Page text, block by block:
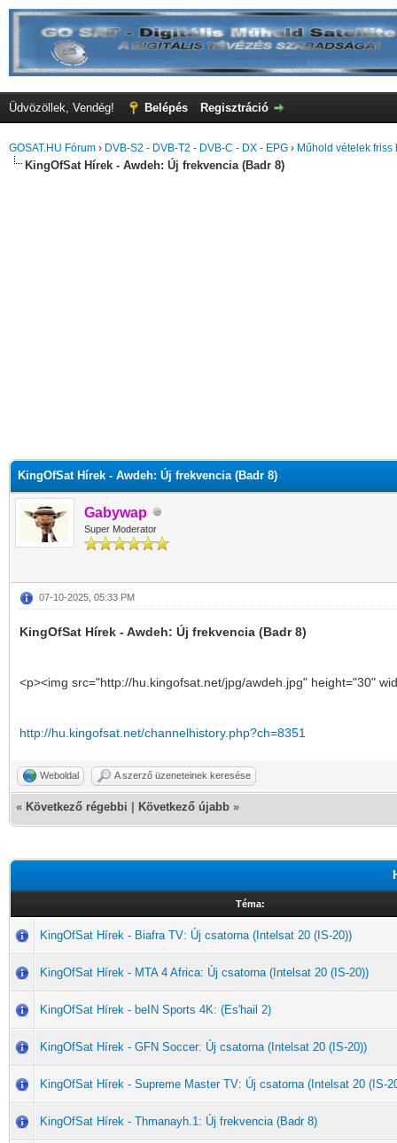
Üdvözöllek, Vendég! Belépés Regisztráció
GOSAT.HU Fórum › DVB-S2 - DVB-T2 - DVB-C - DX - EPG › Műhold vételek friss
KingOfSat Hírek - Awdeh: Új frekvencia (Badr 8)
KingOfSat Hírek - Awdeh: Új frekvencia (Badr 8)
Gabywap
Super Moderator
07-10-2025, 05:33 PM
KingOfSat Hírek - Awdeh: Új frekvencia (Badr 8)
<p><img src="http://hu.kingofsat.net/jpg/awdeh.jpg" height="30"
http://hu.kingofsat.net/channelhistory.php?ch=8351
Weboldal A szerző üzeneteinek keresése
« Következő régebbi Következő újabb »
Téma:
KingOfSat Hírek - Biafra TV: Új csatorna (Intelsat 20 (IS-20))
KingOfSat Hírek - MTA 4 Africa: Új csatorna (Intelsat 20 (IS-20))
KingOfSat Hírek - beIN Sports 4K: (Es'hail 2)
KingOfSat Hírek - GFN Soccer: Új csatorna (Intelsat 20 (IS-20))
KingOfSat Hírek - Supreme Master TV: Új csatorna (Intelsat 20 (IS-
KingOfSat Hírek - Thmanayh.1: Új frekvencia (Badr 8)